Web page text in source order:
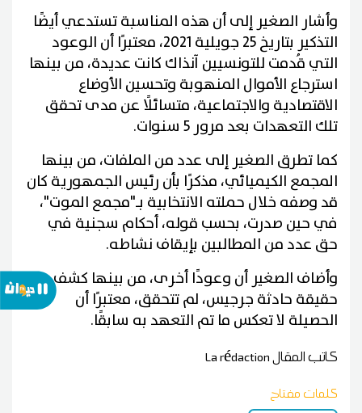
وأشار الصغير إلى أن هذه المناسبة تستدعي أيضًا
التذكير بتاريخ 25 جويلية 2021، معتبرًا أن الوعود
التي قُدمت للتونسيين آنذاك كانت عديدة، من بينها
استرجاع الأموال المنهوبة وتحسين الأوضاع
الاقتصادية والاجتماعية، متسائلًا عن مدى تحقق
تلك التعهدات بعد مرور 5 سنوات.
كما تطرق الصغير إلى عدد من الملفات، من بينها
المجمع الكيميائي، مذكرًا بأن رئيس الجمهورية كان
قد وصفه خلال حملته الانتخابية بـ"مجمع الموت"،
في حين صدرت، بحسب قوله، أحكام سجنية في
حق عدد من المطالبين بإيقاف نشاطه.
وأضاف الصغير أن وعودًا أخرى، من بينها كشف
حقيقة حادثة جرجيس، لم تتحقق، معتبرًا أن
الحصيلة لا تعكس ما تم التعهد به سابقًا.
كاتب المقالLa rédaction
كلمات مفتاح